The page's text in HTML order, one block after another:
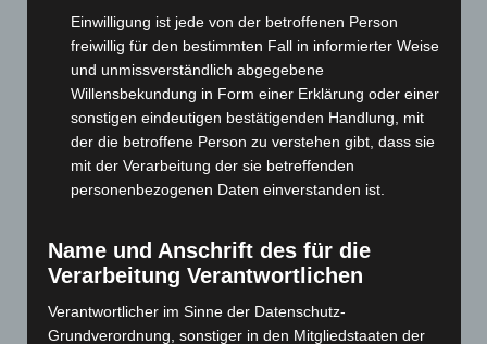
März 2024(103)
Februar 2024(103)
Januar 2024(111)
Dezember 2023(130)
November 2023(130)
Oktober 2023
(114)
August 2023(134)
Juli 2023
(118)
Juni 2023(142)
Einwilligung ist jede von der betroffenen Person
freiwillig für den bestimmten Fall in informierter Weise
und unmissverständlich abgegebene
Willensbekundung in Form einer Erklärung oder einer
sonstigen eindeutigen bestätigenden Handlung, mit
der die betroffene Person zu verstehen gibt, dass sie
mit der Verarbeitung der sie betreffenden
personenbezogenen Daten einverstanden ist.
Name und Anschrift des für die
Verarbeitung Verantwortlichen
Verantwortlicher im Sinne der Datenschutz-
Grundverordnung, sonstiger in den Mitgliedstaaten der